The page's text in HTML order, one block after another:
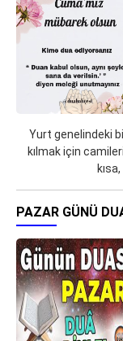
Yurt genelindeki
kılmak için
PAZAR GÜNÜ